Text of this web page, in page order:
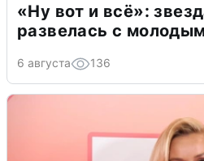
«Ну вот и всё»:
развелась с
6 августа 136